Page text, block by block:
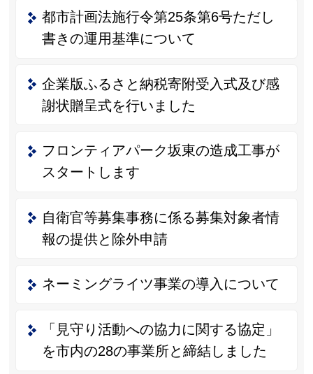
都市計画法施行令第25条第6号ただし
書きの運用基準について
企業版ふるさと納税寄附受入式及び感
謝状贈呈式を行いました
フロンティアパーク坂東の造成工事が
スタートします
自衛官等募集事務に係る募集対象者情
報の提供と除外申請
ネーミングライツ事業の導入について
「見守り活動への協力に関する協定」
を市内の28の事業所と締結しました